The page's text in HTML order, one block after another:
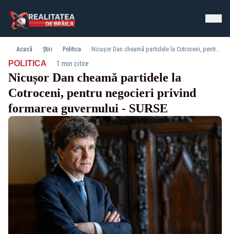
Acasă Știri Politica Nicușor Dan cheamă partidele la Cotroceni, pentru negocieri privind formarea guvernului - SURSE
POLITICA· 1 min citire
Nicușor Dan cheamă partidele la
Cotroceni, pentru negocieri privind
formarea guvernului - SURSE